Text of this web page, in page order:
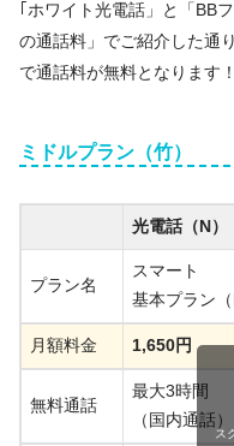
｢ホワイト光電話」と「BB
の通話料」でご紹介した通
で通話料が無料となります！
ミドルプラン（竹）
光電話（N）
プラン名
スマート
基本プラン
月額料金 1,650円
無料通話
最大3時間
（国内通話）
ス